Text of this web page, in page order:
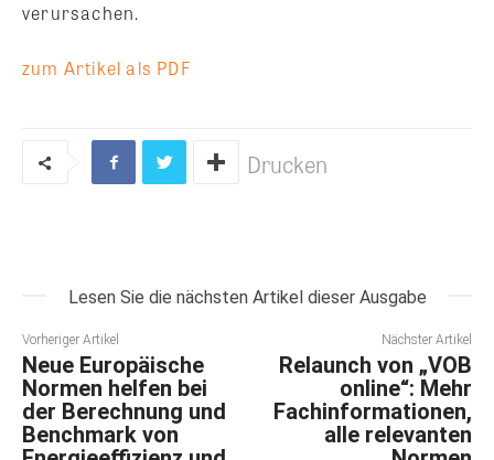
verursachen.
zum Artikel als PDF
Drucken
Lesen Sie die nächsten Artikel dieser Ausgabe
Vorheriger Artikel
Neue Europäische
Normen helfen bei
der Berechnung und
Benchmark von
Nächster Artikel
Relaunch von „VOB
online“: Mehr
Fachinformationen,
alle relevanten